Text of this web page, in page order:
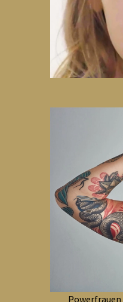
Powerfrauen